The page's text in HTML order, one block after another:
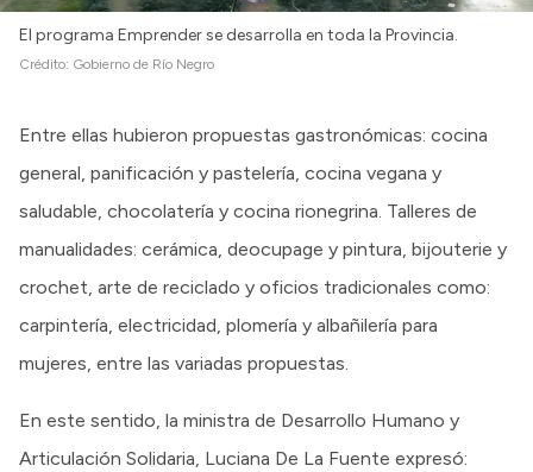
El programa Emprender se desarrolla en toda la Provincia.
Crédito: Gobierno de Río Negro
Entre ellas hubieron propuestas gastronómicas: cocina
general, panificación y pastelería, cocina vegana y
saludable, chocolatería y cocina rionegrina. Talleres de
manualidades: cerámica, deocupage y pintura, bijouterie y
crochet, arte de reciclado y oficios tradicionales como:
carpintería, electricidad, plomería y albañilería para
mujeres, entre las variadas propuestas.
En este sentido, la ministra de Desarrollo Humano y
Articulación Solidaria, Luciana De La Fuente expresó: